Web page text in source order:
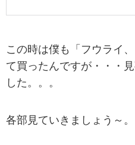
この時は僕も「フウライ
て買ったんですが・・・
した。。。
各部見ていきましょう～。